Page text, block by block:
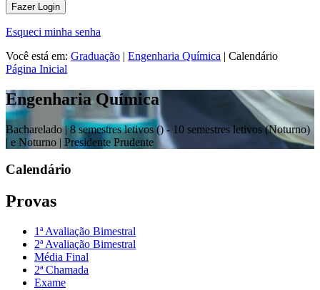
Fazer Login
Esqueci minha senha
Você está em: Graduação | Engenharia Química | Calendário
Página Inicial
Engenharia Química
Bacharelado |8 semestres letivos () - 10 semestres letivos (Noturno)
| e Noturno | Presidente Prudente
Calendário
Provas
1ª Avaliação Bimestral
2ª Avaliação Bimestral
Média Final
2ª Chamada
Exame